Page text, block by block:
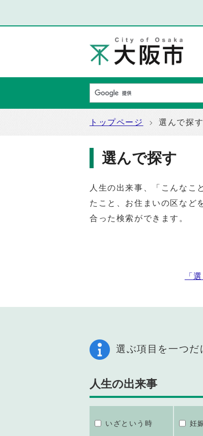
トップページ 選んで探す
選んで探す
人生の出来事、「こんなこ
たこと、お住まいの区など
合った検索ができます。
「
選ぶ項目を一つだ
人生の出来事
いざという時 妊